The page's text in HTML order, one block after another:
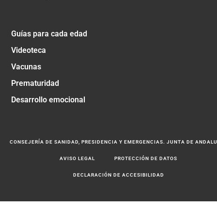
Guías para cada edad
Videoteca
Vacunas
Prematuridad
Desarrollo emocional
CONSEJERÍA DE SANIDAD, PRESIDENCIA Y EMERGENCIAS. JUNTA DE
AVISO LEGAL PROTECCIÓN DE DATOS
DECLARACIÓN DE ACCESIBILIDAD